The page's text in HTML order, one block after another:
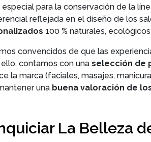
especial para la conservación de la
reflejada en el diseño de los
100 % naturales,
convencidos de que las
ello, contamos con una selección de
la marca (faciales, masajes,
una buena valoración de
La Belleza